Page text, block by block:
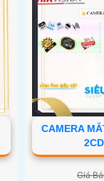
CAMERA
Giá